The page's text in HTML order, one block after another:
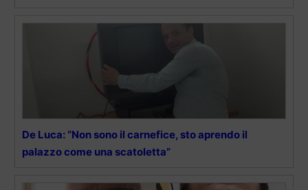
De Luca: “Non sono il carnefice, sto aprendo il
palazzo come una scatoletta”